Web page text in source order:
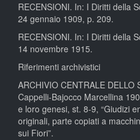
RECENSIONI. In: I Diritti della
24 gennaio 1909, p. 209.
RECENSIONI. In: I Diritti della
14 novembre 1915.
Riferimenti archivistici
ARCHIVIO CENTRALE DELLO
Cappelli-Bajocco Marcellina
e loro genesi, st. 8-9, “Giudizi
originali, parte copiati a
sui Fiori”.